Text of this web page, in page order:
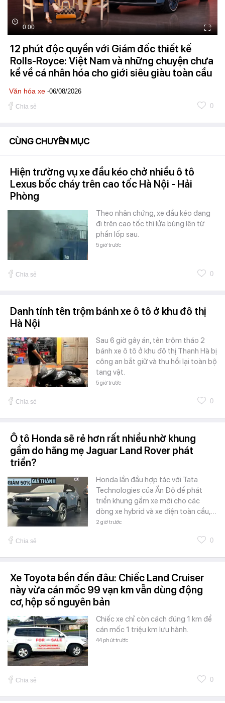
0:00
12 phút độc quyền với Giám đốc thiết kế
Rolls-Royce: Việt Nam và những chuyện chưa
kể về cá nhân hóa cho giới siêu giàu toàn cầu
Văn hóa xe -06/08/2026
Chia sẻ 0
CÙNG CHUYÊN MỤC
Hiện trường vụ xe đầu kéo chở nhiều ô tô
Lexus bốc cháy trên cao tốc Hà Nội - Hải
Phòng
Theo nhân chứng, xe đầu kéo đang
đi trên cao tốc thì lửa bùng lên từ
phần lốp sau.
5 giờ trước
Chia sẻ 0
Danh tính tên trộm bánh xe ô tô ở khu đô thị
Hà Nội
Sau 6 giờ gây án, tên trộm tháo 2
bánh xe ô tô ở khu đô thị Thanh Hà bị
công an bắt giữ và thu hồi lại toàn bộ
tang vật.
5 giờ trước
Chia sẻ 0
Ô tô Honda sẽ rẻ hơn rất nhiều nhờ khung
gầm do hãng mẹ Jaguar Land Rover phát
triển?
Honda lần đầu hợp tác với Tata
Technologies của Ấn Độ để phát
triển khung gầm xe mới cho các
dòng xe hybrid và xe điện toàn cầu,…
2 giờ trước
Chia sẻ 0
Xe Toyota bền đến đâu: Chiếc Land Cruiser
này vừa cán mốc 99 vạn km vẫn dùng động
cơ, hộp số nguyên bản
Chiếc xe chỉ còn cách đúng 1 km để
cán mốc 1 triệu km lưu hành.
44 phút trước
Chia sẻ 0